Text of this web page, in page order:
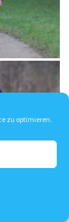
zu optimieren.